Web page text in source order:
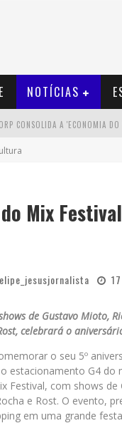
NOTÍCIAS
Mix
de Gustavo Mioto,
celebrará o
o seu 5º
estacionamento G4 do
Festival, com shows
e Rost. O evento,
em uma grande